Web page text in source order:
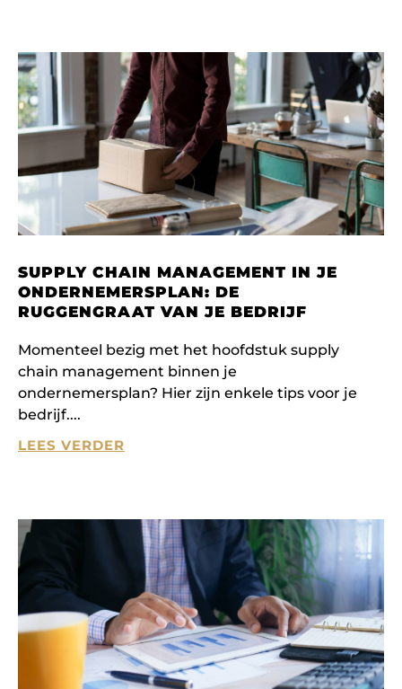
SUPPLY CHAIN MANAGEMENT IN JE
ONDERNEMERSPLAN: DE
RUGGENGRAAT VAN JE BEDRIJF
Momenteel bezig met het hoofdstuk supply
chain management binnen je
ondernemersplan? Hier zijn enkele tips voor je
bedrijf.
LEES VERDER